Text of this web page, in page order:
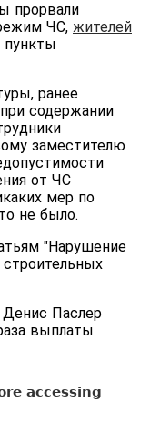
прорвали
ЧС, жителей
пункты
ранее
при содержании
заместителю
от ЧС
мер по
не было.
"Нарушение
Денис Паслер
выплаты